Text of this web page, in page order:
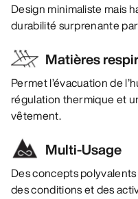
Design minimaliste mais
durabilité surprenante
Matières
Permet l’évacuation de
régulation thermique et
vêtement.
Multi-Usage
Des concepts
des conditions et des